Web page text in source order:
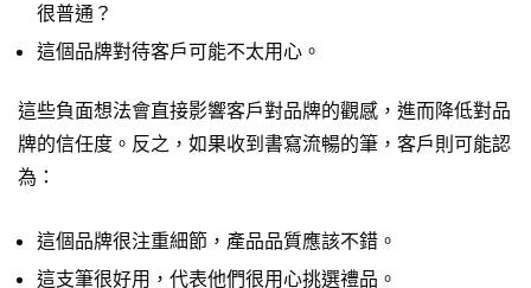
很普通？
這個品牌對待客戶可能不太用心。
這些負面想法會直接影響客戶對品牌的觀感，進而降低對品
牌的信任度。反之，如果收到書寫流暢的筆，客戶則可能認
為：
這個品牌很注重細節，產品品質應該不錯。
這支筆很好用，代表他們很用心挑選禮品。